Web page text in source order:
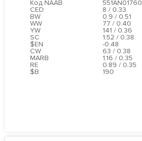
Код NAAB
551AN01760
CED
8 / 0.33
BW
0.9 / 0.51
WW
77 / 0.40
YW
141 / 0.36
SC
1.52 / 0.38
$EN
-0.48
CW
63 / 0.38
MARB
1.16 / 0.35
RE
0.89 / 0.35
$B
190